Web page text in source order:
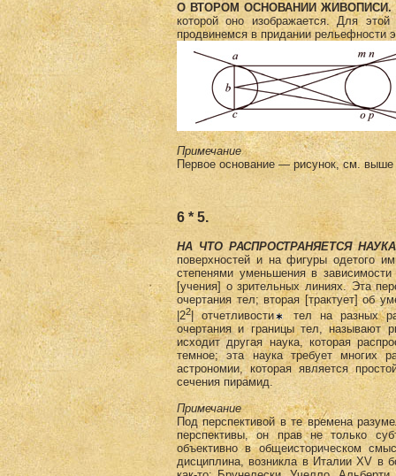
О ВТОРОМ ОСНОВАНИИ ЖИВОПИСИ.
которой оно изображается. Для
продвинемся в придании рельефности
Примечание
Первое основание — рисунок, см.
6 * 5.
НА ЧТО РАСПРОСТРАНЯЕТСЯ
поверхностей и на фигуры одетого
степенями уменьшения в
[учения] о зри­тельных линиях. Эта
очертания тел; вторая [трактует] об
|22| отчетливости
тел на разных
очертания и границы тел, называют
исходит другая наука, которая
темное; эта наука требует многих
астрономии, которая является
сечения пирамид.
Примечание
Под перспективой в те времена
перспективы, он прав не только
объективно в общеисторическом
дисциплина, возникла в Италии XV в